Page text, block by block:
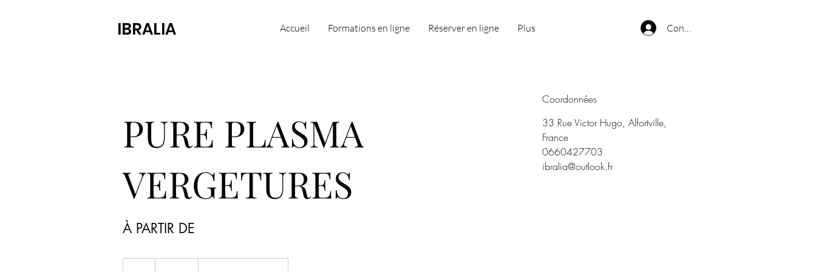
IBRALIA Accueil Formations en ligne Réserver en ligne Plus Connexion
PURE PLASMA
VERGETURES
À PARTIR DE
Coordonnées
33 Rue Victor Hugo, Alfortville,
France
0660427703
ibralia@outlook.fr